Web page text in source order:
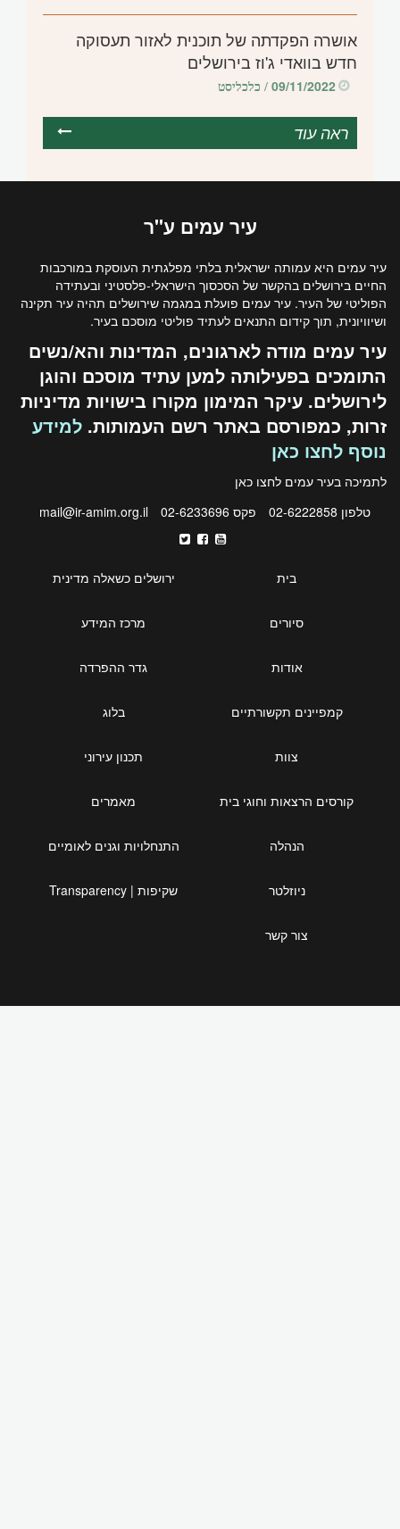
אושרה הפקדתה של תוכנית לאזור תעסוקה
חדש בוואדי ג'וז בירושלים
09/11/2022/ כלכליסט
ראה עוד
עיר עמים ע"ר
עיר עמים היא עמותה ישראלית בלתי מפלגתית העוסקת במורכבות
החיים בירושלים בהקשר של הסכסוך הישראלי-פלסטיני ובעתידה
הפוליטי של העיר. עיר עמים פועלת במגמה שירושלים תהיה עיר תקינה
ושיוויונית, תוך קידום התנאים לעתיד פוליטי מוסכם בעיר.
עיר עמים מודה לארגונים, המדינות והא/נשים
התומכים בפעילותה למען עתיד מוסכם והוגן
לירושלים. עיקר המימון מקורו בישויות מדיניות
זרות, כמפורסם באתר רשם העמותות. למידע
נוסף לחצו כאן
לתמיכה בעיר עמים לחצו כאן
טלפון 02-6222858
פקס 02-6233696 mail@ir-amim.org.il
בית ירושלים כשאלה מדינית
סיורים מרכז המידע
אודות גדר ההפרדה
קמפיינים תקשורתיים בלוג
צוות תכנון עירוני
קורסים הרצאות וחוגי בית מאמרים
הנהלה התנחלויות וגנים לאומיים
ניוזלטר שקיפות | Transparency
צור קשר